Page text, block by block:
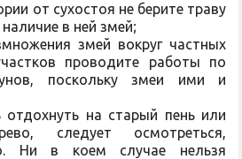
от сухостоя не берите траву
в ней змей;
змей вокруг частных
проводите работы по
поскольку змеи ими и
на старый пень или
следует осмотреться,
Ни в коем случае нельзя